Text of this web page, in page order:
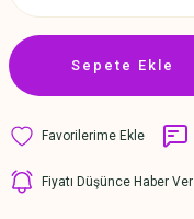
Sepete Ekle
Fiyatı Düşünce Haber Ver